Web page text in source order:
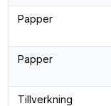
Papper
Papper
Tillverkning